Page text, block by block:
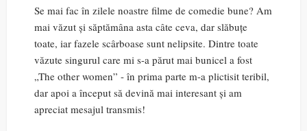
Se mai fac în zilele noastre filme de comedie bune? Am
mai văzut și săptămâna asta câte ceva, dar slăbuțe
toate, iar fazele scârboase sunt nelipsite. Dintre toate
văzute singurul care mi s-a părut mai bunicel a fost
„The other women” - în prima parte m-a plictisit teribil,
dar apoi a început să devină mai interesant și am
apreciat mesajul transmis!